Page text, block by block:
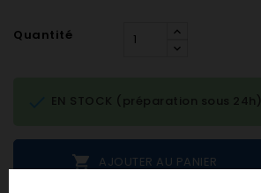
Quantité
 AJOUTER AU PANIER
EN STOCK (préparation sous 24h)